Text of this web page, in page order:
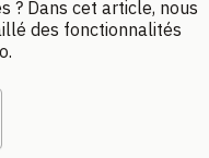
? Dans cet article, nous
des fonctionnalités